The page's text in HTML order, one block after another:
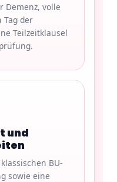
Demenz, volle
Tag der
Teilzeitklausel
und
BU-
sowie eine